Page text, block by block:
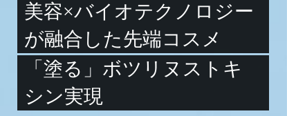
美容×バイオテクノロジー
が融合した先端コスメ
「塗る」ボツリヌストキ
シン実現